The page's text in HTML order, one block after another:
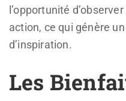
l’opportunité
action, ce qui génère
d’inspiration.
Les